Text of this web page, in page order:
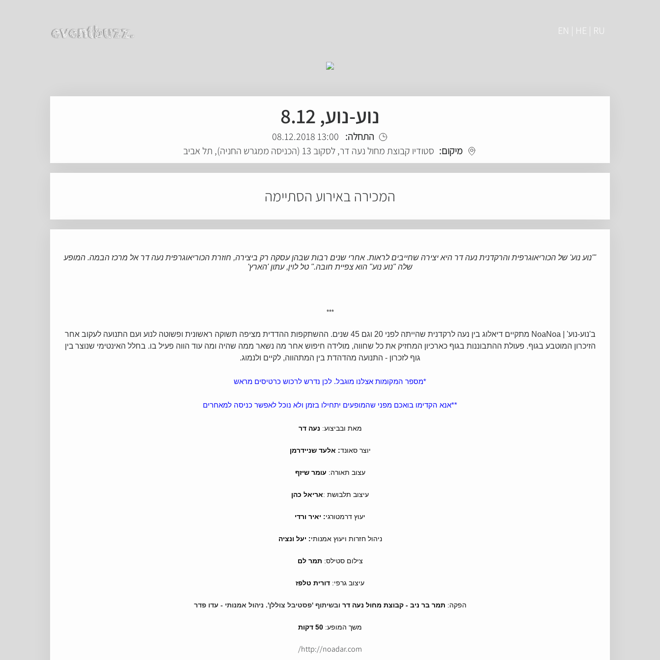
EN | HE | RU
נוע-נוע, 8.12
התחלה: 13:00 08.12.2018
מיקום: סטודיו קבוצת מחול נעה דר, לסקוב 13 (הכניסה ממגרש החניה), תל אביב
המכירה באירוע הסתיימה
"'נוע נוע' של הכוריאוגרפית והרקדנית נעה דר היא יצירה שחייבים לראות.אחרי שנים רבות שבהן עסקה רק ביצירה, חוזרת הכוריאוגרפית נעה דר אל מרכז הבמה. המופע
שלה "נוע נוע" הוא צפיית חובה." טל לוין, עתון 'הארץ'
***
ב'נוע-נוע' | NoaNoa
מתקיים דיאלוג בין נעה לרקדנית שהייתה לפני 20 וגם 45 שנים. ההשתקפות ההדדית מציפה תשוקה ראשונית ופשוטה לנוע ועם התנועה לעקוב אחר
הזיכרון המוטבע בגוף. פעולת ההתבוננות בגוף כארכיון המחזיק את כל שחווה, מולידה חיפוש אחר מה נשאר ממה שהיה ומה עוד הווה פעיל בו. בחלל האינטימי שנוצר בין
גוף לזכרון - התנועה מהדהדת בין המתהווה, לקיים ולנמוג.
*מספר המקומות אצלנו מוגבל. לכן נדרש לרכוש כרטיסים מראש
**אנא הקדימו בואכם מפני שהמופעים יתחילו בזמן ולא נוכל לאפשר כניסה למאחרים
מאת ובביצוע: נעה דר
יוצר סאונד: אלעד שניידרמן
עצוב תאורה: עומר שיזף
עיצוב תלבושת :אריאל כהן
יעוץ דרמטורגי: יאיר ורדי
ניהול חזרות ויעוץ אמנותי: יעל ונציה
צילום סטילס: תמר לם
עיצוב גרפי: דורית טלפז
הפקה: תמר בר ניב - קבוצת מחול נעה דר ובשיתוף 'פסטיבל צוללן'. ניהול אמנותי - עדו פדר
משך המופע: 50 דקות
http://noadar.com/